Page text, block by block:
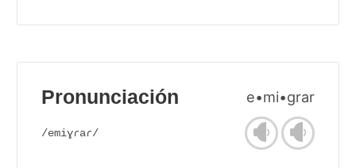
Pronunciación e•mi•grar
/emiɣɾaɾ/